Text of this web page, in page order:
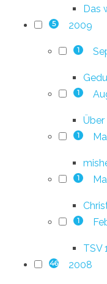
Das
5 2009
1
1
1
1
1
TSV
46 2008